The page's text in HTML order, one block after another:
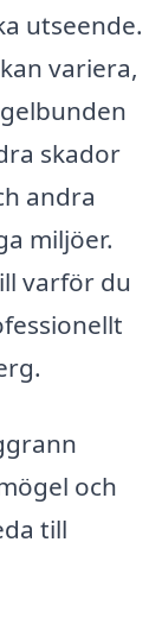
utseende.
variera,
skador
andra
miljöer.
varför du
och
till